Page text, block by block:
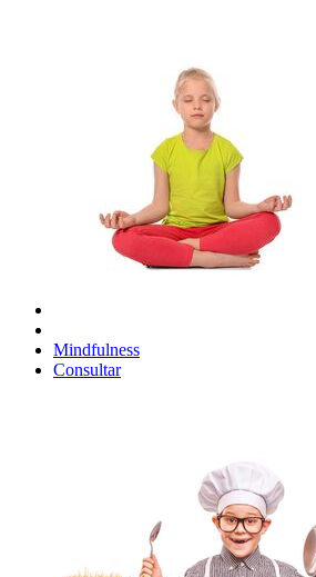
Mindfulness
Consultar